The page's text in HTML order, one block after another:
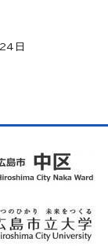
24 日